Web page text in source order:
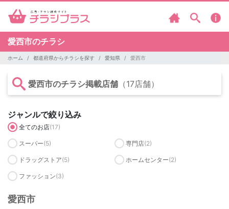
愛西市のチラシ
ホーム 都道府県からチラシを探す 愛知県 愛西市
愛西市のチラシ掲載店舗 （17店舗）
ジャンルで絞り込み
全てのお店(17)
スーパー(5) 専門店(2)
ドラッグストア(5) ホームセンター(2)
ファッション(3)
愛西市